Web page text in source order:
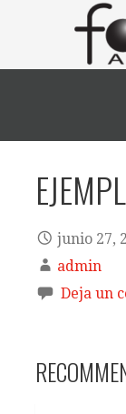
junio 27,
admin
Deja un